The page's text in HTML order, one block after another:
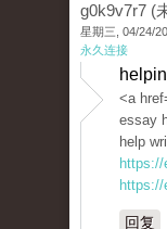
g0k9v7r7 (
星期三, 04/24/
永久连接
<a
essay
help
回复